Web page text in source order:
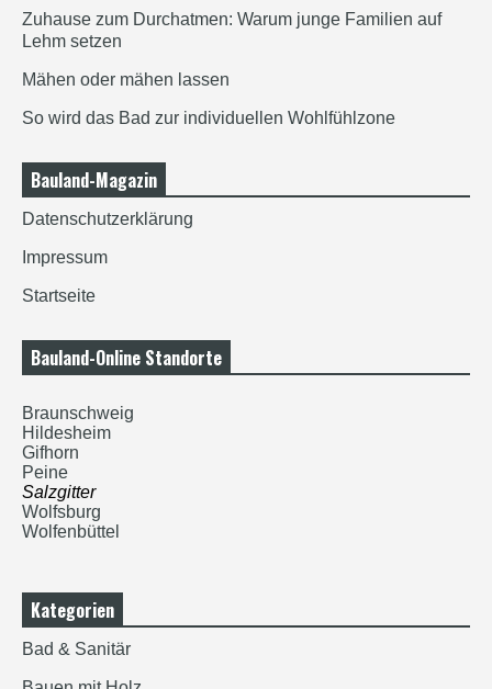
Zuhause zum Durchatmen: Warum junge Familien auf
Lehm setzen
Mähen oder mähen lassen
So wird das Bad zur individuellen Wohlfühlzone
Bauland-Magazin
Datenschutzerklärung
Impressum
Startseite
Bauland-Online Standorte
Braunschweig
Hildesheim
Gifhorn
Peine
Salzgitter
Wolfsburg
Wolfenbüttel
Kategorien
Bad & Sanitär